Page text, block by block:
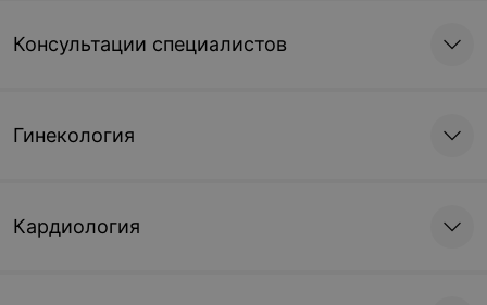
Консультации специалистов
Гинекология
Кардиология